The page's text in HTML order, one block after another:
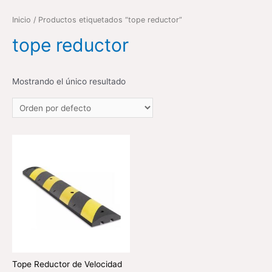
Inicio / Productos etiquetados “tope reductor”
tope reductor
Mostrando el único resultado
Tope Reductor de Velocidad